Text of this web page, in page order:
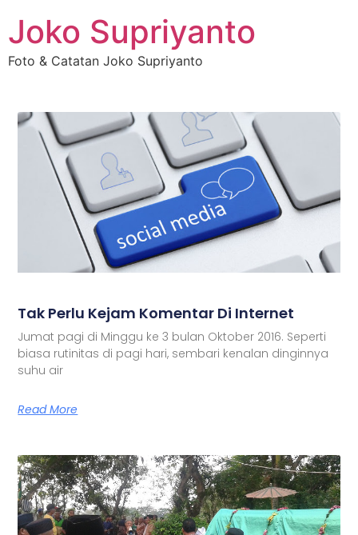
Joko Supriyanto
Foto & Catatan Joko Supriyanto
Tak Perlu Kejam Komentar Di Internet
Jumat pagi di Minggu ke 3 bulan Oktober 2016. Seperti
biasa rutinitas di pagi hari, sembari kenalan dinginnya
suhu air
Read More